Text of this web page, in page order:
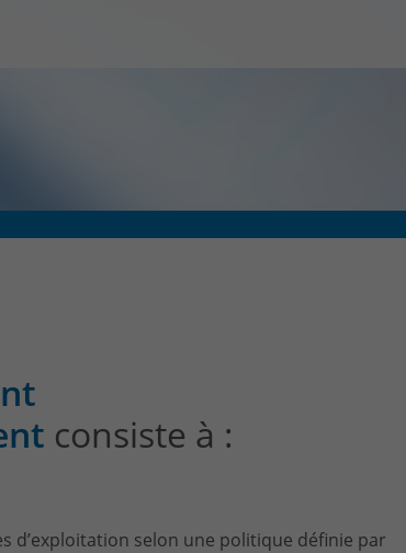
consiste à :
d’exploitation selon une politique définie par